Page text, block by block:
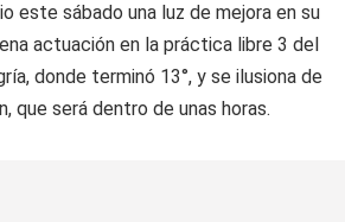
este sábado una luz de mejora en su
actuación en la práctica libre 3 del
donde terminó 13°, y se ilusiona de
que será dentro de unas horas.